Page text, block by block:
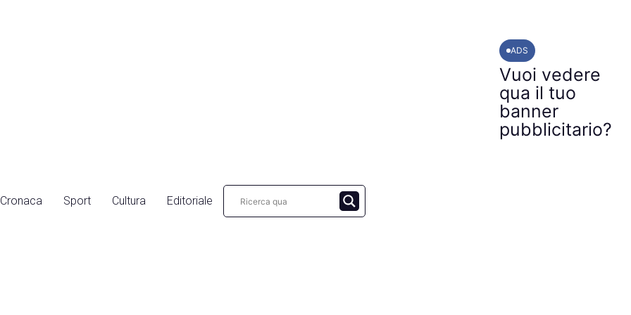
ADS
Vuoi vedere
qua il tuo
banner
pubblicitario?
Cronaca Sport Cultura Editoriale